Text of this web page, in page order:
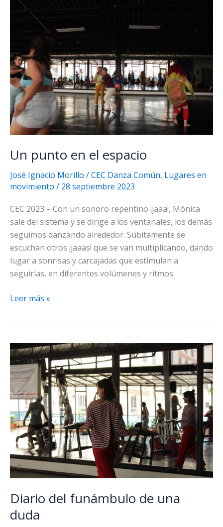
semanas
Un punto en el espacio
José Ignacio Morillo /CEC Danza Común, Lugares en
movimiento / 28 septiembre 2023
CEC 2023 – Con un sonoro repentino ¡jaaa!, Mónica
sale del sistema y se dirige a los ventanales, los demás
seguimos danzando alrededor. Súbitamente se
escuchan otros ¡jaaas! que se van multiplicando, dando
lugar a sonrisas y carcajadas que estimulan a
seguirlas, en diferentes volúmenes y ritmos.
Un
espacio
Leer más »
Diario del funámbulo de una
duda